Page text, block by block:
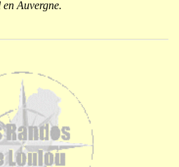
Auvergne.